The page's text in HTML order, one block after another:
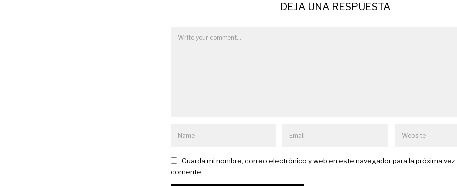
DEJA UNA RESPUESTA
Guarda mi nombre, correo electrónico y web en este navegador para la próxima vez
comente.